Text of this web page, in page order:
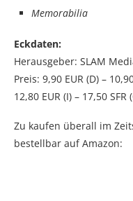
Memorabilia
Eckdaten:
Herausgeber: SLAM
Preis: 9,90 EUR (D) –
12,80 EUR (I) – 17,50 SFR
Zu kaufen überall im
bestellbar auf Amazon: